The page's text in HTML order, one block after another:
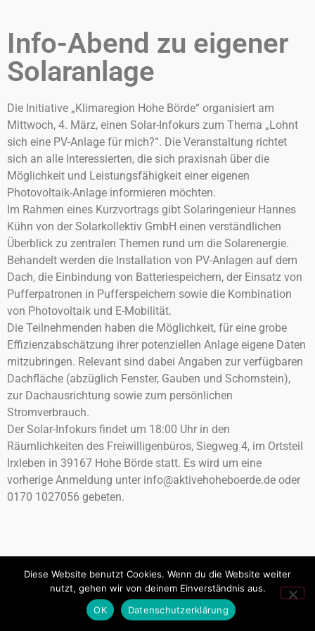
Info-Abend zu eigener
Solaranlage
Die Initiative „Klimaregion Hohe Börde“ organisiert am
Mittwoch, 4. März, einen Solar-Infokurs zum Thema „Lohnt
sich eine PV-Anlage für mich?“. Die Veranstaltung richtet
sich an alle Interessierten, die sich praxisnah über die
Möglichkeit und Leistungsfähigkeit einer eigenen
Photovoltaik-Anlage informieren möchten.
Im Rahmen eines Kurzvortrags gibt Solaringenieur Hannes
Kühn von der Solarkollektiv GmbH einen verständlichen
Überblick zu zentralen Themen rund um die Solarenergie.
Behandelt werden die Installation von PV-Anlagen auf dem
Dach, die Einbindung von Batteriespeichern, der Einsatz von
Pufferpatronen in Pufferspeichern sowie die Kombination
von Photovoltaik und E-Mobilität.
Die Teilnehmenden haben die Möglichkeit, für eine grobe
Effizienzabschätzung ihrer potenziellen Anlage eigene Daten
mitzubringen. Relevant sind dabei Angaben zur verfügbaren
Dachfläche (abzüglich Fenster, Gauben und Schornstein),
zur Dachausrichtung sowie zum persönlichen
Stromverbrauch.
Der Solar-Infokurs findet um 18:00 Uhr in den
Räumlichkeiten des Freiwilligenbüros, Siegweg 4, im Ortsteil
Irxleben in 39167 Hohe Börde statt. Es wird um eine
vorherige Anmeldung unter info@aktivehoheboerde.de oder
0170 1027056 gebeten.
Diese Website benutzt Cookies. Wenn du die Website weiter
nutzt, gehen wir von deinem Einverständnis aus.
OK
Datenschutzerklärung